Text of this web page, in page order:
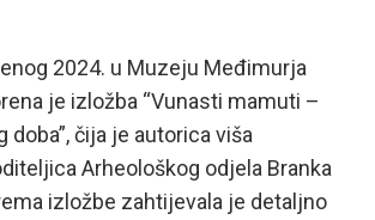
2024. u Muzeju Međimurja
je izložba “Vunasti mamuti –
doba”, čija je autorica viša
Arheološkog odjela Branka
izložbe zahtijevala je detaljno